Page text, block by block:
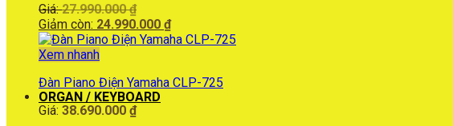
Giá:27.990.000₫
gốc
là:
Giảm còn: 24.990.000 ₫Giá
hiện
24.990.000 ₫.
Xem nhanh
Đàn Piano Điện Yamaha CLP-725
Giá: 38.690.000 ₫
ORGAN / KEYBOARD